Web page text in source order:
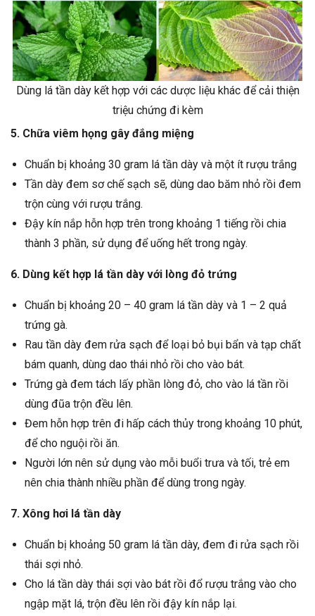
Dùng lá tần dày kết hợp với các dược liệu khác để cải thiện
triệu chứng đi kèm
5. Chữa viêm họng gây đắng miệng
Chuẩn bị khoảng 30 gram lá tần dày và một ít rượu trắng
Tần dày đem sơ chế sạch sẽ, dùng dao băm nhỏ rồi đem
trộn cùng với rượu trắng.
Đậy kín nắp hỗn hợp trên trong khoảng 1 tiếng rồi chia
thành 3 phần, sử dụng để uống hết trong ngày.
6. Dùng kết hợp lá tần dày với lòng đỏ trứng
Chuẩn bị khoảng 20 – 40 gram lá tần dày và 1 – 2 quả
trứng gà.
Rau tần dày đem rửa sạch để loại bỏ bụi bẩn và tạp chất
bám quanh, dùng dao thái nhỏ rồi cho vào bát.
Trứng gà đem tách lấy phần lòng đỏ, cho vào lá tần rồi
dùng đũa trộn đều lên.
Đem hỗn hợp trên đi hấp cách thủy trong khoảng 10 phút,
để cho nguội rồi ăn.
Người lớn nên sử dụng vào mỗi buổi trưa và tối, trẻ em
nên chia thành nhiều phần để dùng trong ngày.
7. Xông hơi lá tần dày
Chuẩn bị khoảng 50 gram lá tần dày, đem đi rửa sạch rồi
thái sợi nhỏ.
Cho lá tần dày thái sợi vào bát rồi đổ rượu trắng vào cho
ngập mặt lá, trộn đều lên rồi đậy kín nắp lại.